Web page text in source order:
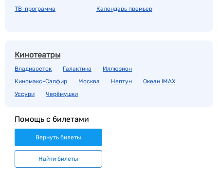
ТВ-программа
Календарь премьер
Кинотеатры
Владивосток Галактика
Иллюзион
Киномакс-Сапфир
Москва Нептун
Океан IMAX
Уссури
Черёмушки
Помощь с билетами
Вернуть билеты
Найти билеты